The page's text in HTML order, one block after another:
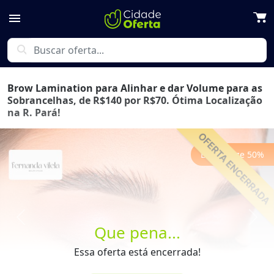
menu
search
Que pena...
Essa oferta está encerrada!
Brow Lamination para Alinhar e dar Volume para as
Sobrancelhas, de R$140 por R$70. Ótima Localização
na R. Pará!
Economize 50%